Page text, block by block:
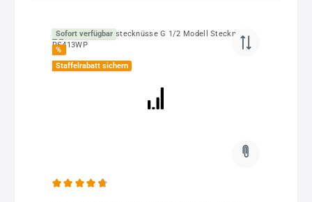
Sofort verfügbar
%
Staffelrabatt sichern